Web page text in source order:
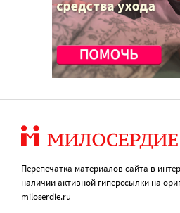
Перепечатка материалов сайта в
наличии активной гиперссылки на
miloserdie.ru